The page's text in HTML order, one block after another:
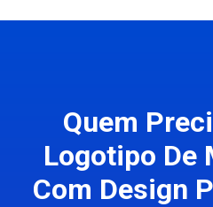
Quem
Logotipo De
Com Design